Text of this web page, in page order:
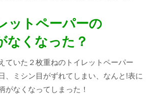
ットペーパーの
なくなった？
ていた２枚重ねのトイレットペーパー
、ミシン目がずれてしまい、なんと!表に
がなくなってしまった！